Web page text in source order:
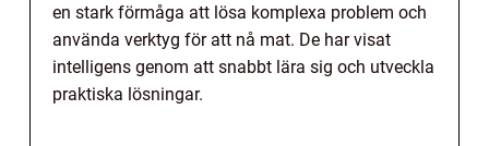
en stark förmåga att lösa komplexa problem och
använda verktyg för att nå mat. De har visat
intelligens genom att snabbt lära sig och utveckla
praktiska lösningar.